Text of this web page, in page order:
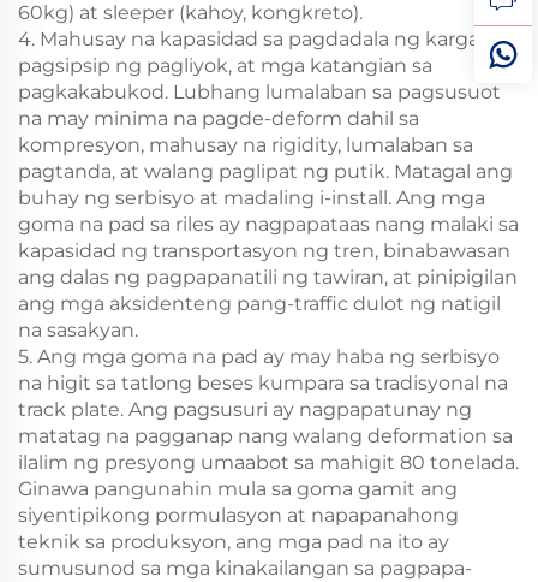
60kg) at sleeper (kahoy, kongkreto).
4. Mahusay na kapasidad sa pagdadala ng karga,
pagsipsip ng pagliyok, at mga katangian sa
pagkakabukod. Lubhang lumalaban sa pagsusuot
na may minima na pagde-deform dahil sa
kompresyon, mahusay na rigidity, lumalaban sa
pagtanda, at walang paglipat ng putik. Matagal ang
buhay ng serbisyo at madaling i-install. Ang mga
goma na pad sa riles ay nagpapataas nang malaki sa
kapasidad ng transportasyon ng tren, binabawasan
ang dalas ng pagpapanatili ng tawiran, at pinipigilan
ang mga aksidenteng pang-traffic dulot ng natigil
na sasakyan.
5. Ang mga goma na pad ay may haba ng serbisyo
na higit sa tatlong beses kumpara sa tradisyonal na
track plate. Ang pagsusuri ay nagpapatunay ng
matatag na pagganap nang walang deformation sa
ilalim ng presyong umaabot sa mahigit 80 tonelada.
Ginawa pangunahin mula sa goma gamit ang
siyentipikong pormulasyon at napapanahong
teknik sa produksyon, ang mga pad na ito ay
sumusunod sa mga kinakailangan sa pagpapa-